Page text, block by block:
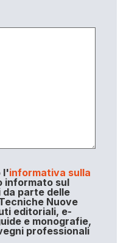
l'informativa sulla
informato sul
parte delle
Nuove
editoriali, e-
e monografie,
professionali